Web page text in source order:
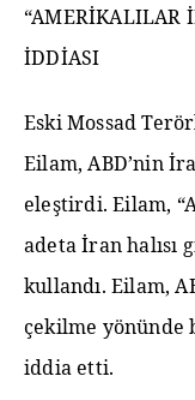
“AMERİKALILAR
İDDİASI
Eski Mossad
Eilam, ABD’nin
eleştirdi. Eilam,
adeta İran halısı
kullandı. Eilam,
çekilme yönünde
iddia etti.